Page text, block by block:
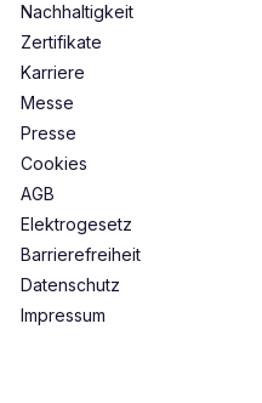
Nachhaltigkeit
Zertifikate
Karriere
Messe
Presse
Cookies
AGB
Elektrogesetz
Barrierefreiheit
Datenschutz
Impressum